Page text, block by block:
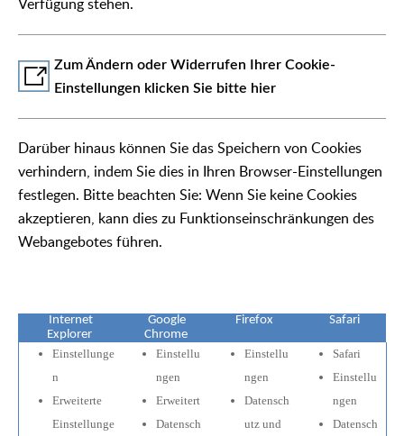
Verfügung stehen.
Zum Ändern oder Widerrufen Ihrer Cookie-
Einstellungen klicken Sie bitte hier
Darüber hinaus können Sie das Speichern von Cookies
verhindern, indem Sie dies in Ihren Browser-Einstellungen
festlegen. Bitte beachten Sie: Wenn Sie keine Cookies
akzeptieren, kann dies zu Funktionseinschränkungen des
Webangebotes führen.
Internet
Explorer
Google
Chrome
Firefox Safari
Einstellunge
n
Erweiterte
Einstellunge
Einstellu
ngen
Erweitert
Datensch
Einstellu
ngen
Datensch
utz und
Safari
Einstellu
ngen
Datensch